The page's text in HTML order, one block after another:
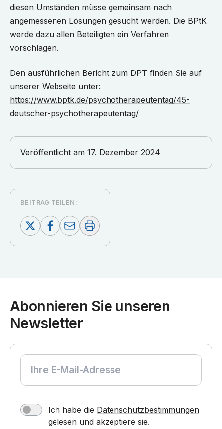
diesen Umständen müsse gemeinsam nach
angemessenen Lösungen gesucht werden. Die BPtK
werde dazu allen Beteiligten ein Verfahren
vorschlagen.
Den ausführlichen Bericht zum DPT finden Sie auf
unserer Webseite unter:
https://www.bptk.de/psychotherapeutentag/45-
deutscher-psychotherapeutentag/
Veröffentlicht am 17. Dezember 2024
BEITRAG TEILEN:
Abonnieren Sie unseren
Newsletter
Ich habe die Datenschutzbestimmungen
gelesen und akzeptiere sie.